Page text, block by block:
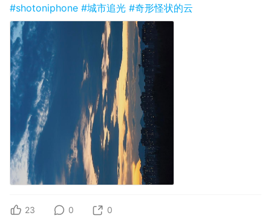
#shotoniphone #城市追光 #奇形怪状的云
23 0 0